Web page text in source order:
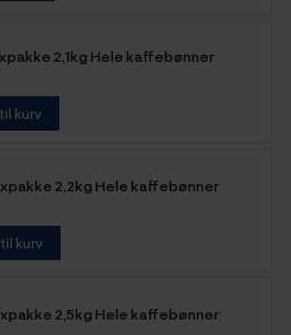
2,1kg Hele kaffebønner
kurv
2,2kg Hele kaffebønner
kurv
2,5kg Hele kaffebønner